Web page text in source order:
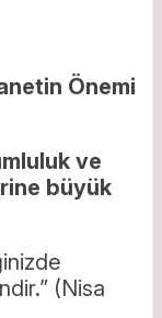
Önemi
ve
büyük
(Nisa